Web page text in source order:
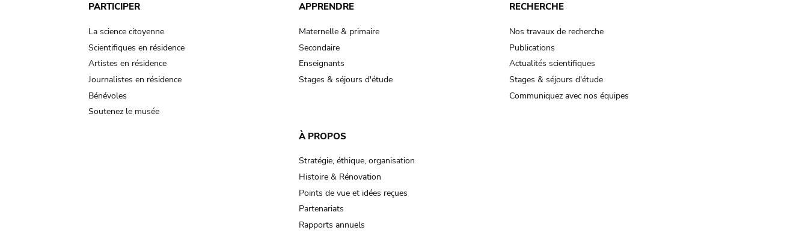
PARTICIPER
La science citoyenne
Scientifiques en résidence
Artistes en résidence
Journalistes en résidence
Bénévoles
Soutenez le musée
APPRENDRE
Maternelle & primaire
Secondaire
Enseignants
Stages & séjours d'étude
RECHERCHE
Nos travaux de recherche
Publications
Actualités scientifiques
Stages & séjours d'étude
Communiquez avec nos équipes
À PROPOS
Stratégie, éthique, organisation
Histoire & Rénovation
Points de vue et idées reçues
Partenariats
Rapports annuels